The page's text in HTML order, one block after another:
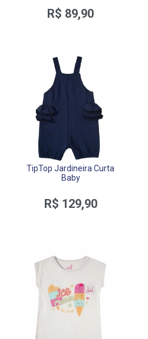
R$ 89,90
TipTop Jardineira Curta
Baby
R$ 129,90